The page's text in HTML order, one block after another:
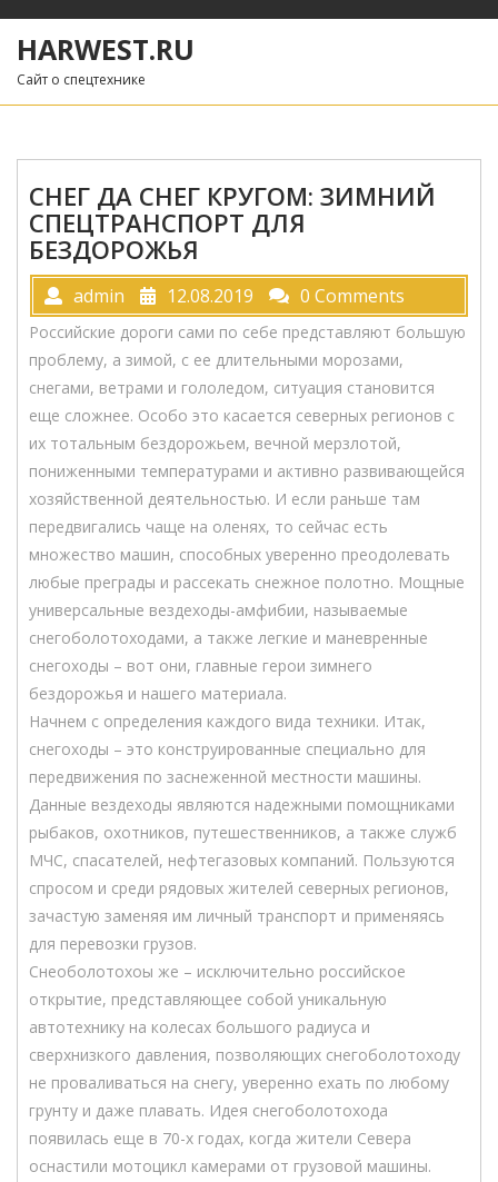
content
HARWEST.RU
Сайт о спецтехнике
СНЕГ ДА СНЕГ КРУГОМ: ЗИМНИЙ
СПЕЦТРАНСПОРТ ДЛЯ
БЕЗДОРОЖЬЯ
admin 12.08.2019 0 Comments
Российские дороги сами по себе представляют большую
проблему, а зимой, с ее длительными морозами,
снегами, ветрами и гололедом, ситуация становится
еще сложнее. Особо это касается северных регионов с
их тотальным бездорожьем, вечной мерзлотой,
пониженными температурами и активно развивающейся
хозяйственной деятельностью. И если раньше там
передвигались чаще на оленях, то сейчас есть
множество машин, способных уверенно преодолевать
любые преграды и рассекать снежное полотно. Мощные
универсальные вездеходы-амфибии, называемые
снегоболотоходами, а также легкие и маневренные
снегоходы – вот они, главные герои зимнего
бездорожья и нашего материала.
Начнем с определения каждого вида техники. Итак,
снегоходы – это конструированные специально для
передвижения по заснеженной местности машины.
Данные вездеходы являются надежными помощниками
рыбаков, охотников, путешественников, а также служб
МЧС, спасателей, нефтегазовых компаний. Пользуются
спросом и среди рядовых жителей северных регионов,
зачастую заменяя им личный транспорт и применяясь
для перевозки грузов.
Снеоболотохоы же – исключительно российское
открытие, представляющее собой уникальную
автотехнику на колесах большого радиуса и
сверхнизкого давления, позволяющих снегоболотоходу
не проваливаться на снегу, уверенно ехать по любому
грунту и даже плавать. Идея снегоболотохода
появилась еще в 70-х годах, когда жители Севера
оснастили мотоцикл камерами от грузовой машины.